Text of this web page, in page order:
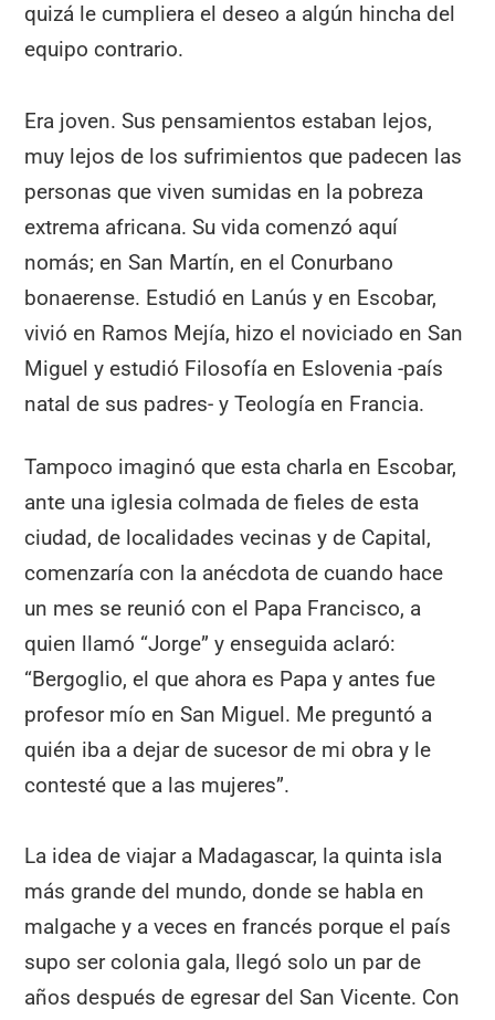
quizá le cumpliera el deseo a algún hincha del
equipo contrario.
Era joven. Sus pensamientos estaban lejos,
muy lejos de los sufrimientos que padecen las
personas que viven sumidas en la pobreza
extrema africana. Su vida comenzó aquí
nomás; en San Martín, en el Conurbano
bonaerense. Estudió en Lanús y en Escobar,
vivió en Ramos Mejía, hizo el noviciado en San
Miguel y estudió Filosofía en Eslovenia -país
natal de sus padres- y Teología en Francia.
Tampoco imaginó que esta charla en Escobar,
ante una iglesia colmada de fieles de esta
ciudad, de localidades vecinas y de Capital,
comenzaría con la anécdota de cuando hace
un mes se reunió con el Papa Francisco, a
quien llamó “Jorge” y enseguida aclaró:
“Bergoglio, el que ahora es Papa y antes fue
profesor mío en San Miguel. Me preguntó a
quién iba a dejar de sucesor de mi obra y le
contesté que a las mujeres”.
La idea de viajar a Madagascar, la quinta isla
más grande del mundo, donde se habla en
malgache y a veces en francés porque el país
supo ser colonia gala, llegó solo un par de
años después de egresar del San Vicente. Con